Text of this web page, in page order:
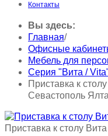
Контакты
Вы здесь:
Главная/
Офисные
Мебель для
Серия "Вита /
Приставка к
Севастополь Ялта
Приставка к столу